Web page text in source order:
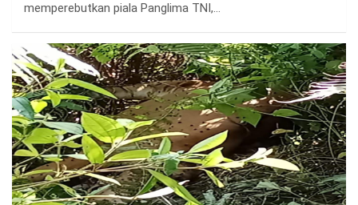
memperebutkan piala Panglima TNI,…